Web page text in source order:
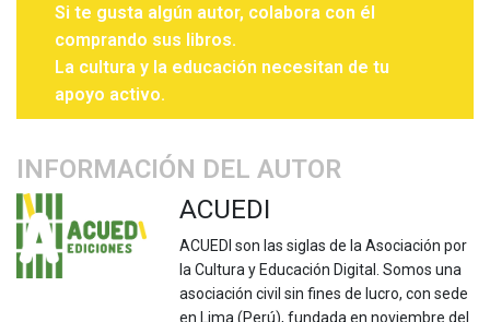
Si te gusta algún autor, colabora con él
comprando sus libros.
La cultura y la educación necesitan de tu
apoyo activo.
INFORMACIÓN DEL AUTOR
ACUEDI
ACUEDI son las siglas de la Asociación por
la Cultura y Educación Digital. Somos una
asociación civil sin fines de lucro, con sede
en Lima (Perú), fundada en noviembre del